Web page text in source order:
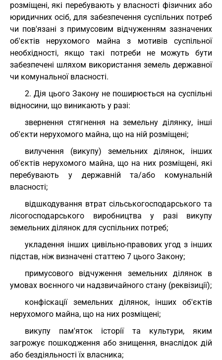
розміщені, які перебувають у власності фізичних або
юридичних осіб, для забезпечення суспільних потреб
чи пов'язані з примусовим відчуженням зазначених
об'єктів нерухомого майна з мотивів суспільної
необхідності, якщо такі потреби не можуть бути
забезпечені шляхом використання земель державної
чи комунальної власності.
2. Дія цього Закону не поширюється на суспільні
відносини, що виникають у разі:
звернення стягнення на земельну ділянку, інші
об'єкти нерухомого майна, що на ній розміщені;
вилучення (викупу) земельних ділянок, інших
об'єктів нерухомого майна, що на них розміщені, які
перебувають у державній та/або комунальній
власності;
відшкодування втрат сільськогосподарського та
лісогосподарського виробництва у разі викупу
земельних ділянок для суспільних потреб;
укладення інших цивільно-правових угод з інших
підстав, ніж визначені статтею 7 цього Закону;
примусового відчуження земельних ділянок в
умовах воєнного чи надзвичайного стану (реквізиції);
конфіскації земельних ділянок, інших об'єктів
нерухомого майна, що на них розміщені;
викупу пам'яток історії та культури, яким
загрожує пошкодження або знищення, внаслідок дій
або бездіяльності їх власника;